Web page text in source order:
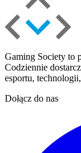
Gaming Society to
Codziennie
esportu,
Dołącz do nas